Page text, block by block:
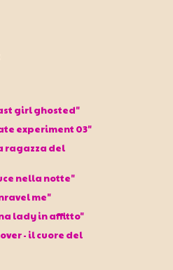
girl ghosted"
experiment 03"
ragazza del
nella notte"
me"
lady in affitto"
- il cuore del